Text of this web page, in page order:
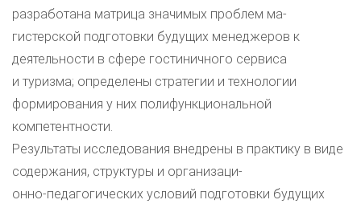
разработана матрица значимых проблем ма-
гистерской подготовки будущих менеджеров к
деятельности в сфере гостиничного сервиса
и туризма; определены стратегии и технологии
формирования у них полифункциональной
компетентности.
Результаты исследования внедрены в практику в виде
содержания, структуры и организаци-
онно-педагогических условий подготовки будущих